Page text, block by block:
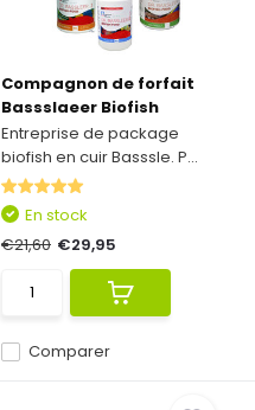
Compagnon de forfait
Bassslaeer Biofish
Entreprise de package
biofish en cuir Basssle. P...
Comparer
En stock
€21,60 €29,95